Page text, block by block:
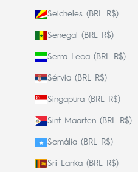
Seicheles (BRL R$)
Senegal (BRL R$)
Serra Leoa (BRL R$)
Sérvia (BRL R$)
Singapura (BRL R$)
Sint Maarten (BRL R$)
Somália (BRL R$)
Sri Lanka (BRL R$)